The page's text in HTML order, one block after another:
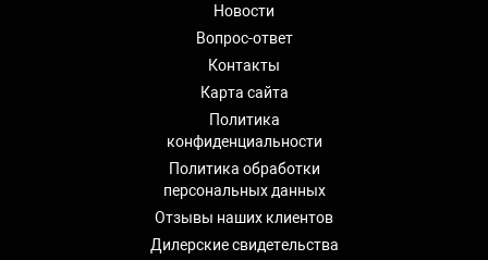
Новости
Вопрос-ответ
Контакты
Карта сайта
Политика
конфиденциальности
Политика обработки
персональных данных
Отзывы наших клиентов
Дилерские свидетельства